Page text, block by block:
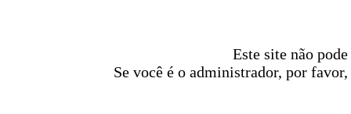
Este site não
Se você é o administrador, por